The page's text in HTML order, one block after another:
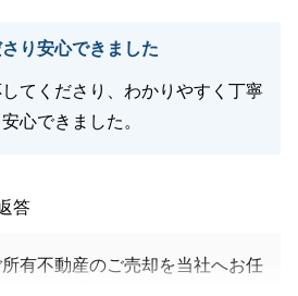
り安心できました
てくださり、わかりやすく丁寧
心できました。
答
有不動産のご売却を当社へお任